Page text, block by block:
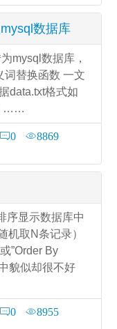
数据库
mysql数据库，
词替换函数 一文
data.txt格式如
……
0
8869
序显示数据库中
机取N条记录）
”Order By
貌似却很不好
0
8955